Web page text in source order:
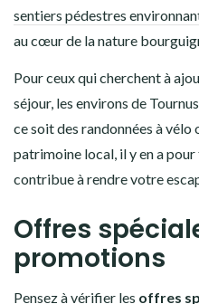
sentiers pédestres
au cœur de la nature
Pour ceux qui cherchent à
séjour, les environs de
ce soit des randonnées à vélo
patrimoine local, il y en a
contribue à rendre votre
Offres
promotions
Pensez à vérifier les offres